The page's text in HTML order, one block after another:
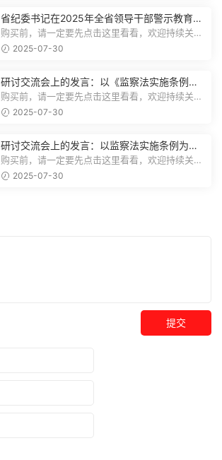
省纪委书记在2025年全省领导干部警示教育会
上的讲话.1
购买前，请一定要先点击这里看看，欢迎持续关
注，精彩模板每天推送预览结束，本文...
2025-07-30
研讨交流会上的发言：以《监察法实施条例》
为纲,推动巡察工作高质量发展
购买前，请一定要先点击这里看看，欢迎持续关
注，精彩模板每天推送预览结束，本文...
2025-07-30
研讨交流会上的发言：以监察法实施条例为纲
推动巡察工作高质量发展
购买前，请一定要先点击这里看看，欢迎持续关
注，精彩模板每天推送预览结束，本文...
2025-07-30
提交